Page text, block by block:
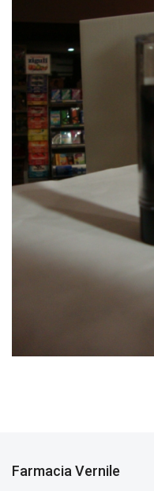
Farmacia Vernile